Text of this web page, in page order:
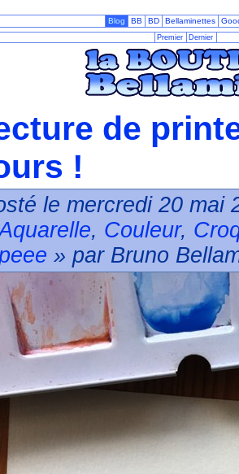
Blog BB BD Bellaminettes
Premier Dernier
de
!
le mercredi 20 mai
, Couleur,
» par Bruno